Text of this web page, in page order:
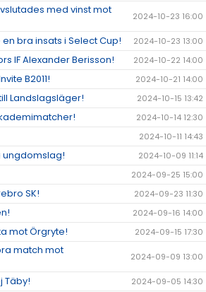
med vinst mot
2024-10-23 16:00
bra insats i Select Cup! 2024-10-23 13:00
IF Alexander Berisson! 2024-10-22 14:00
B2011! 2024-10-21 14:00
Landslagsläger! 2024-10-15 13:42
2024-10-14 12:30
2024-10-11 14:43
ungdomslag! 2024-10-09 11:14
2024-09-25 15:00
SK! 2024-09-23 11:30
2024-09-16 14:00
mot Örgryte! 2024-09-15 17:30
match mot
2024-09-09 13:00
Täby! 2024-09-05 14:30